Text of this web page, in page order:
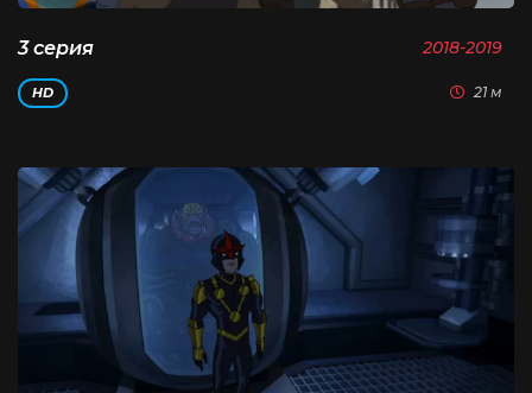
3 серия 2018-2019
HD 21 м